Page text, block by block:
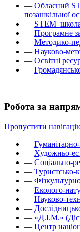
— Обласний
позашкільної
—
— Програмне
— Методико-
— Науково-
— Освітні
—
Робота за
Пропустити
—
— Художньо-
— Соціально-
— Туристсько-
—
— Еколого-
— Науково-
—
— «Д.І.М.»
— Центр